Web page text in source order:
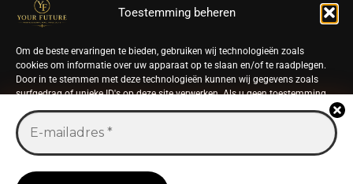
Toestemming beheren
Om de beste ervaringen te bieden, gebruiken wij technologieën zoals
cookies om informatie over uw apparaat op te slaan en/of te raadplegen.
Door in te stemmen met deze technologieën kunnen wij gegevens zoals
surfgedrag of unieke ID's op deze site verwerken. Als u geen toestemming
geeft of uw toestemming intrekt, kan dit een nadelige invloed hebben op
bepaalde functies en mogelijkheden.
076-88 78 592
©
2026 UX Themes